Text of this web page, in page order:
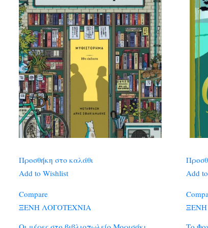
Προσθήκη στο καλάθι
Add to Wishlist
Compare
ΞΕΝΗ ΛΟΓΟΤΕΧΝΙΑ
Add